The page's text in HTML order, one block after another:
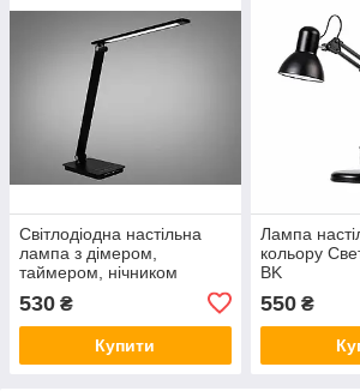
Світлодіодна настільна
лампа з дімером,
таймером, нічником
Diasha 6Вт, чорна 5502P
BK
530 ₴
Купити
Лампа
кольору
BK
550₴